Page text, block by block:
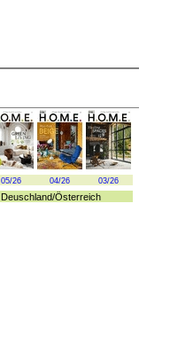
05/26 04/26 03/26
Deuschland/Österreich